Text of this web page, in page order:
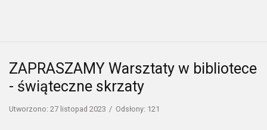
ZAPRASZAMY Warsztaty w bibliotece
- świąteczne skrzaty
Utworzono: 27 listopad 2023 Odsłony: 121